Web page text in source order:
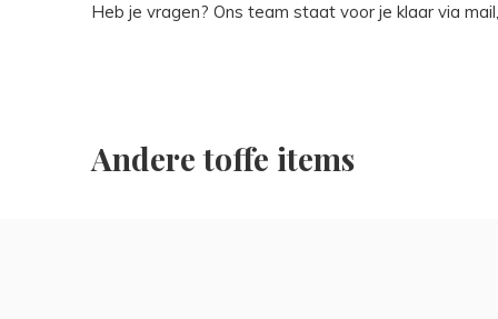
Heb je vragen? Ons team staat voor je klaar via
Andere toffe items